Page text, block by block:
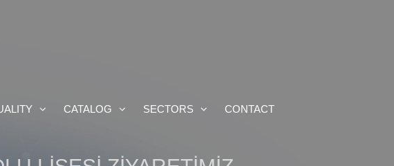
CATALOG SECTORS CONTACT